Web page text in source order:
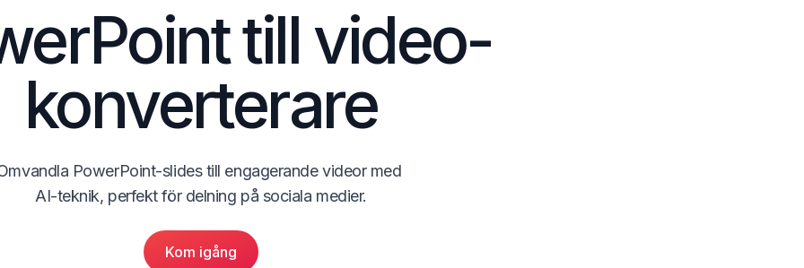
till video-
konverterare
PowerPoint-slides till engagerande videor med
AI-teknik, perfekt för delning på sociala medier.
Kom igång